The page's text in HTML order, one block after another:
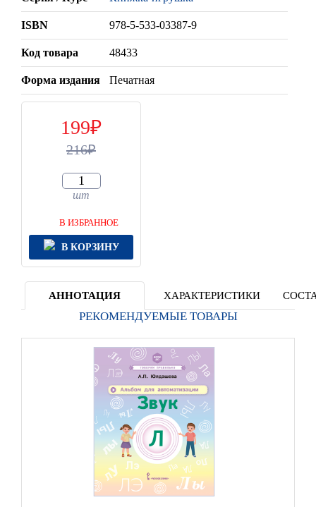
ISBN 978-5-533-03387-9
Код товара 48433
Форма издания Печатная
199
216
шт
В ИЗБРАННОЕ
В КОРЗИНУ
АННОТАЦИЯ ХАРАКТЕРИСТИКИ
РЕКОМЕНДУЕМЫЕ ТОВАРЫ